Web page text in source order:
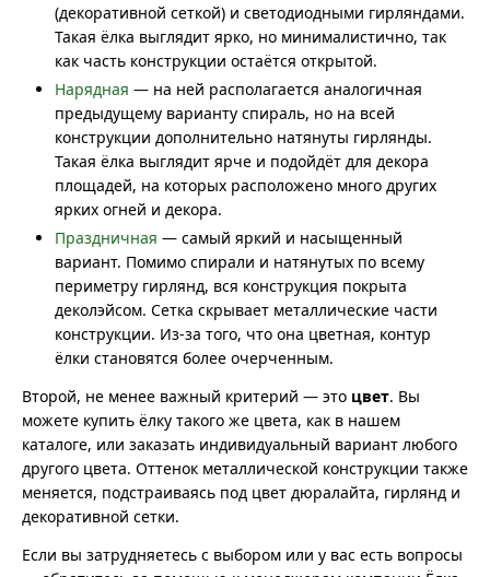
(декоративной сеткой) и светодиодными гирляндами.
Такая ёлка выглядит ярко, но минималистично, так
как часть конструкции остаётся открытой.
Нарядная — на ней располагается аналогичная
предыдущему варианту спираль, но на всей
конструкции дополнительно натянуты гирлянды.
Такая ёлка выглядит ярче и подойдёт для декора
площадей, на которых расположено много других
ярких огней и декора.
Праздничная — самый яркий и насыщенный
вариант. Помимо спирали и натянутых по всему
периметру гирлянд, вся конструкция покрыта
деколэйсом. Сетка скрывает металлические части
конструкции. Из-за того, что она цветная, контур
ёлки становятся более очерченным.
Второй, не менее важный критерий — это цвет. Вы
можете купить ёлку такого же цвета, как в нашем
каталоге, или заказать индивидуальный вариант любого
другого цвета. Оттенок металлической конструкции также
меняется, подстраиваясь под цвет дюралайта, гирлянд и
декоративной сетки.
Если вы затрудняетесь с выбором или у вас есть вопросы